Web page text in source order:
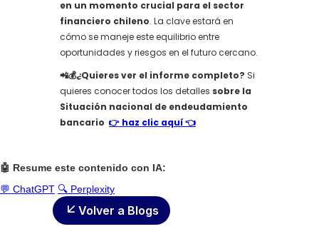
en un momento crucial para el sector
financiero chileno. La clave estará en
cómo se maneje este equilibrio entre
oportunidades y riesgos en el futuro cercano.
📲💰¿Quieres ver el informe completo? Si
quieres conocer todos los detalles sobre la
Situación nacional de endeudamiento
bancario 👉 haz clic aquí 👈
🤖 Resume este contenido con IA:
💬 ChatGPT 🔍 Perplexity
Volver a Blogs